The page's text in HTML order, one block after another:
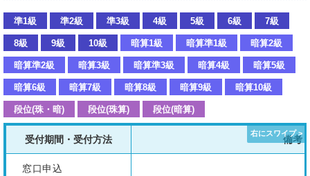
準1級 準2級 準3級 4級 5級 6級 7級
8級 9級 10級 暗算1級 暗算準1級 暗算2級
暗算準2級 暗算3級 暗算準3級 暗算4級 暗算5級
暗算6級 暗算7級 暗算8級 暗算9級 暗算10級
段位(珠・暗) 段位(珠算) 段位(暗算)
受付期間・受付方法 備考
窓口申込